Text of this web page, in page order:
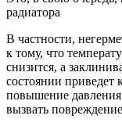
радиатора
В частности,
к тому, что
снизится, а
состоянии приведет
повышение
вызвать